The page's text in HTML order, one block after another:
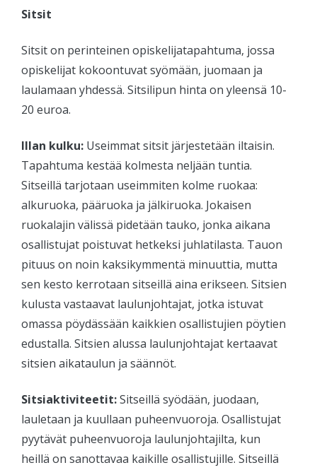
Sitsit
Sitsit on perinteinen opiskelijatapahtuma, jossa
opiskelijat kokoontuvat syömään, juomaan ja
laulamaan yhdessä. Sitsilipun hinta on yleensä 10-
20 euroa.
Illan kulku: Useimmat sitsit järjestetään iltaisin.
Tapahtuma kestää kolmesta neljään tuntia.
Sitseillä tarjotaan useimmiten kolme ruokaa:
alkuruoka, pääruoka ja jälkiruoka. Jokaisen
ruokalajin välissä pidetään tauko, jonka aikana
osallistujat poistuvat hetkeksi juhlatilasta. Tauon
pituus on noin kaksikymmentä minuuttia, mutta
sen kesto kerrotaan sitseillä aina erikseen. Sitsien
kulusta vastaavat laulunjohtajat, jotka istuvat
omassa pöydässään kaikkien osallistujien pöytien
edustalla. Sitsien alussa laulunjohtajat kertaavat
sitsien aikataulun ja säännöt.
Sitsiaktiviteetit:Sitseillä syödään, juodaan,
lauletaan ja kuullaan puheenvuoroja. Osallistujat
pyytävät puheenvuoroja laulunjohtajilta, kun
heillä on sanottavaa kaikille osallistujille. Sitseillä